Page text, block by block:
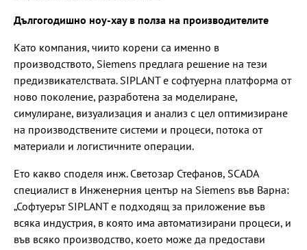
Дългогодишно ноу-хау в полза на производителите
Като компания, чиито корени са именно в
производството, Siemens предлага решение на тези
предизвикателствата. SIPLANT e софтуерна платформа от
ново поколение, разработена за моделиране,
симулиране, визуализация и анализ с цел оптимизиране
на производствените системи и процеси, потока от
материали и логистичните операции.
Ето какво споделя инж. Светозар Стефанов, SCADA
специалист в Инженерния център на Siemens във Варна:
„Софтуерът SIPLANT е подходящ за приложение във
всяка индустрия, в която има автоматизирани процеси, и
във всяко производство, което може да предостави